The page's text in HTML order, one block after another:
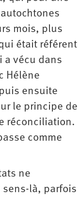
mois, plus
était référent
a vécu dans
Hélène
ensuite
le principe de
réconciliation.
comme
ne
là, parfois